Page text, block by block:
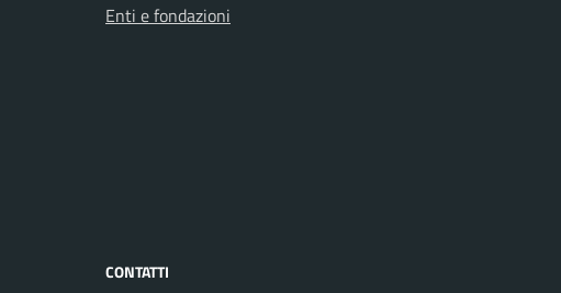
Enti e fondazioni
CONTATTI